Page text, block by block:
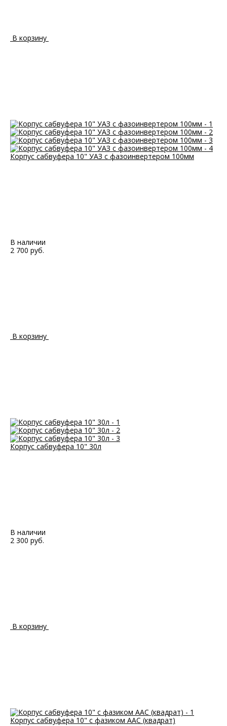
В корзину
Корпус сабвуфера 10" УАЗ с фазоинвертером 100мм
В наличии
2 700 руб.
В корзину
Корпус сабвуфера 10" 30л
В наличии
2 300 руб.
В корзину
Корпус сабвуфера 10" с фазиком ААС (квадрат)